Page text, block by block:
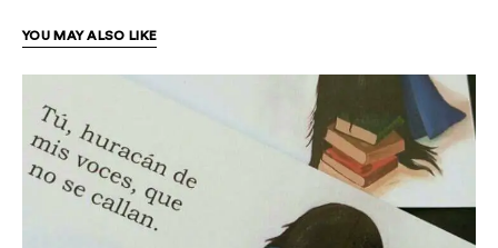
YOU MAY ALSO LIKE